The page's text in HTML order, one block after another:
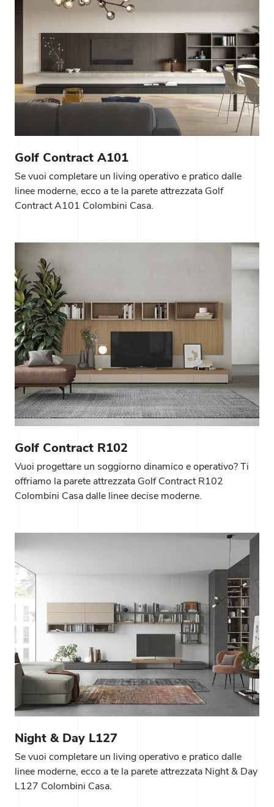
Golf Contract A101
Se vuoi completare un living operativo e pratico dalle
linee moderne, ecco a te la parete attrezzata Golf
Contract A101 Colombini Casa.
Golf Contract R102
Vuoi progettare un soggiorno dinamico e operativo? Ti
offriamo la parete attrezzata Golf Contract R102
Colombini Casa dalle linee decise moderne.
Night & Day L127
Se vuoi completare un living operativo e pratico dalle
linee moderne, ecco a te la parete attrezzata Night & Day
L127 Colombini Casa.